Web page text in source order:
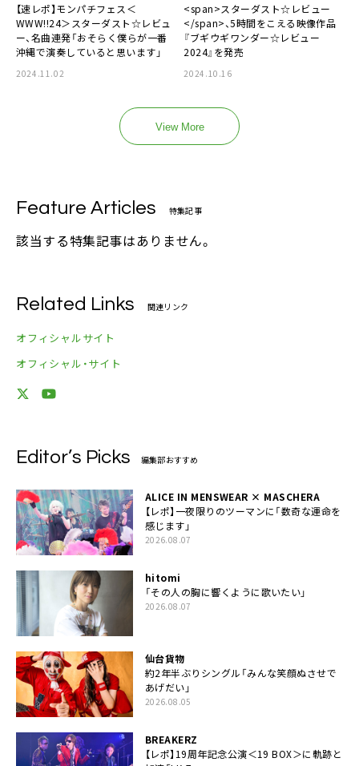
【速レポ】モンパチフェス＜
WWW!!24＞スターダスト☆レビュ
ー、名曲連発「おそらく僕らが一番
沖縄で演奏していると思います」
2024.11.02
<span>スターダスト☆レビュー
</span>、5時間をこえる映像作品
『ブギウギワンダー☆レビュー
2024』を発売
2024.10.16
View More
Feature Articles 特集記事
該当する特集記事はありません。
Related Links 関連リンク
オフィシャルサイト
オフィシャル・サイト
Editor’s Picks 編集部おすすめ
ALICE IN MENSWEAR × MASCHERA
【レポ】一夜限りのツーマンに「数奇な運命を
感じます」
2026.08.07
hitomi
「その人の胸に響くように歌いたい」
2026.08.07
仙台貨物
約2年半ぶりシングル「みんな笑顔ぬさせで
あげだい」
2026.08.05
BREAKERZ
【レポ】19周年記念公演＜19 BOX＞に軌跡と